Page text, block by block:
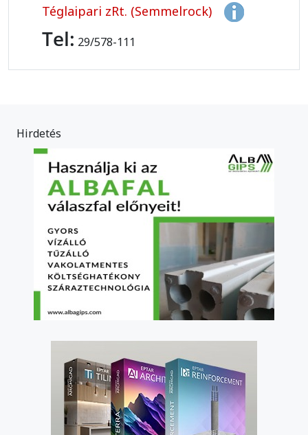
Téglaipari zRt. (Semmelrock)
Tel: 29/578-111
Hirdetés